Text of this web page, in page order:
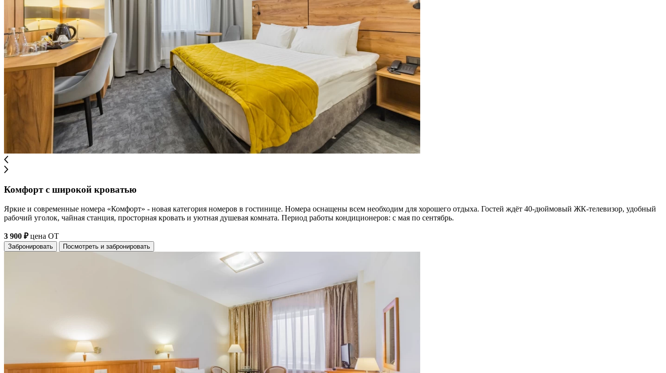
Комфорт c широкой кроватью
Яркие и современные номера «Комфорт» - новая категория номеров в гостинице. Номера оснащены всем необходим для хорошего отдыха. Гостей ждёт 40-дюймовый ЖК-телевизор, удобный
рабочий уголок, чайная станция, просторная кровать и уютная душевая комната. Период работы кондиционеров: с мая по сентябрь.
3 900 ₽цена ОТ
Забронировать Посмотреть и забронировать